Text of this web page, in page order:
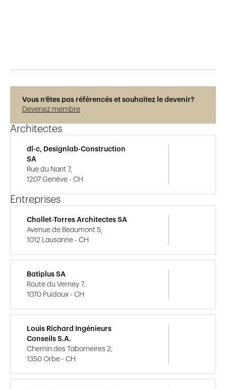
Vous n’êtes pas référencés et souhaitez le devenir?
Devenez membre
Architectes
dl-c, Designlab-Construction
SA
Rue du Nant 7,
1207 Genève - CH
Entreprises
Chollet-Torres Architectes SA
Avenue de Beaumont 5,
1012 Lausanne - CH
Batiplus SA
Route du Verney 7,
1070 Puidoux - CH
Louis Richard Ingénieurs
Conseils S.A.
Chemin des Taborneires 2,
1350 Orbe - CH